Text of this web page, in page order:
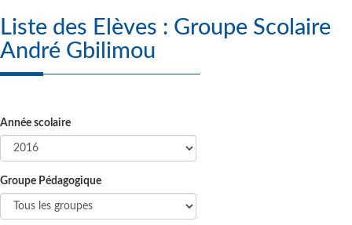
Liste des Elèves : Groupe Scolaire
André Gbilimou
Année scolaire
Groupe Pédagogique